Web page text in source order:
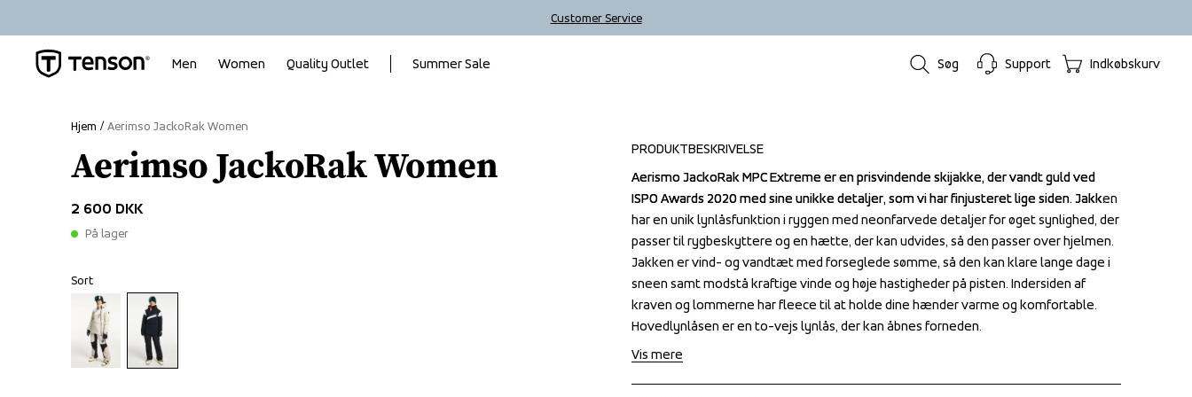
Customer Service
Men Women Quality Outlet Summer Sale Søg Support Indkøbskurv
Hjem Aerimso JackoRak Women
Aerimso JackoRak Women
2 600 DKK
På lager
Sort
PRODUKTBESKRIVELSE
Aerismo JackoRak MPC Extreme er en prisvindende skijakke, der vandt guld ved
ISPO Awards 2020 med sine unikke detaljer, som vi har finjusteret lige siden. Jakken
har en unik lynlåsfunktion i ryggen med neonfarvede detaljer for øget synlighed, der
passer til rygbeskyttere og en hætte, der kan udvides, så den passer over hjelmen.
Jakken er vind- og vandtæt med forseglede sømme, så den kan klare lange dage i
sneen samt modstå kraftige vinde og høje hastigheder på pisten. Indersiden af
kraven og lommerne har fleece til at holde dine hænder varme og komfortable.
Hovedlynlåsen er en to-vejs lynlås, der kan åbnes forneden.
Aerismo JackoRak MPC Extreme er en prisvindende skijakke, der vandt guld ved
ISPO Awards 2020 med sine unikke detaljer, som vi har finjusteret lige siden. Jakken
har en unik lynlåsfunktion i ryggen med neonfarvede detaljer for øget synlighed, der
passer til rygbeskyttere og en hætte, der kan udvides, så den passer over hjelmen.
Jakken er vind- og vandtæt med forseglede sømme, så den kan klare lange dage i
sneen samt modstå kraftige vinde og høje hastigheder på pisten. Indersiden af
kraven og lommerne har fleece til at holde dine hænder varme og komfortable.
Hovedlynlåsen er en to-vejs lynlås, der kan åbnes forneden.
Vis mere